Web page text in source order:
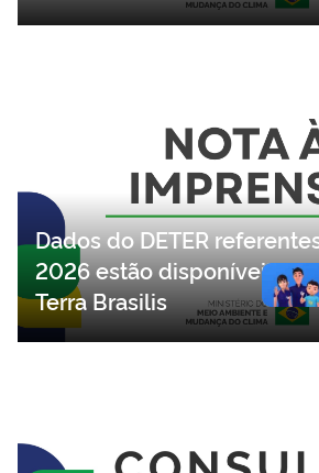
Dados do DETER
2026 estão disponíveis na
Terra Brasilis